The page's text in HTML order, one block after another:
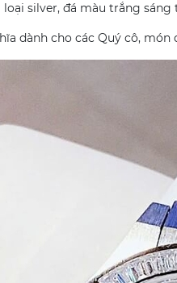
silver, đá màu trắng
dành cho các Quý cô, món